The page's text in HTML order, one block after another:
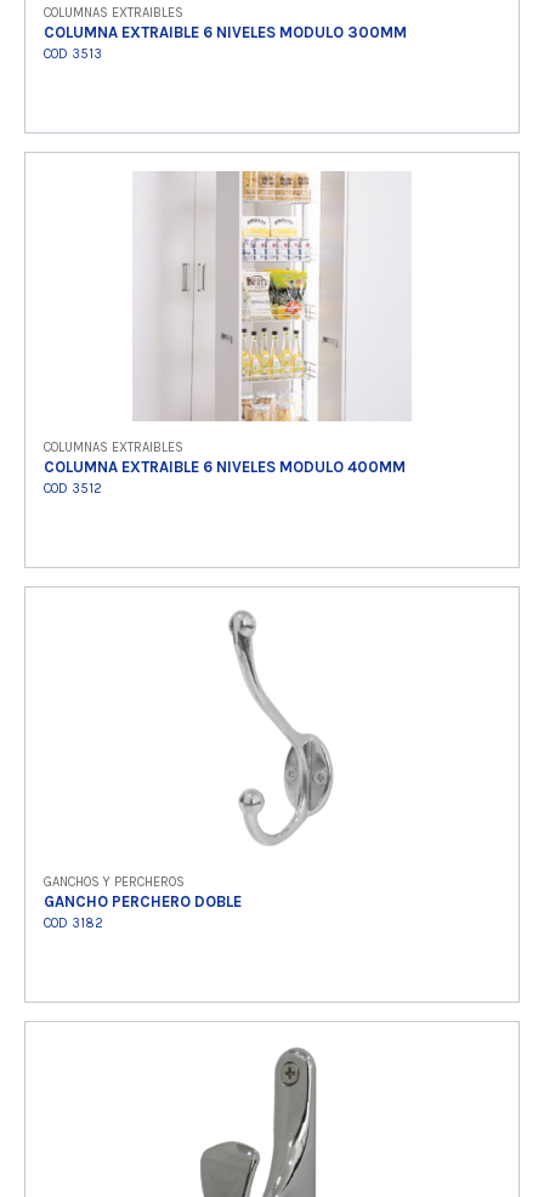
COLUMNAS EXTRAIBLES
COLUMNA EXTRAIBLE 6 NIVELES MODULO 300MM
COD 3513
Ver producto
COLUMNAS EXTRAIBLES
COLUMNA EXTRAIBLE 6 NIVELES MODULO 400MM
COD 3512
Ver producto
GANCHOS Y PERCHEROS
GANCHO PERCHERO DOBLE
COD 3182
Ver producto